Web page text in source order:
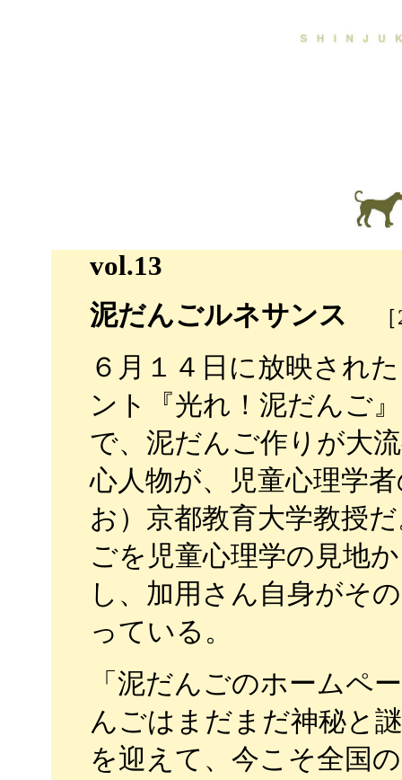
vol.13
泥だんごルネサンス
６月１４日に放映され
ント『光れ！泥だんご
で、泥だんご作りが大
心人物が、児童心理学
お）京都教育大学教授
ごを児童心理学の見地
し、加用さん自身がそ
っている。
「泥だんごのホームペ
んごはまだまだ神秘と
を迎えて、今こそ全国